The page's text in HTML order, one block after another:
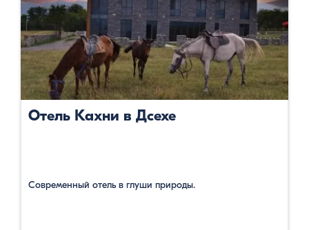
Отель Кахни в Дсехе
Современный отель в глуши природы.